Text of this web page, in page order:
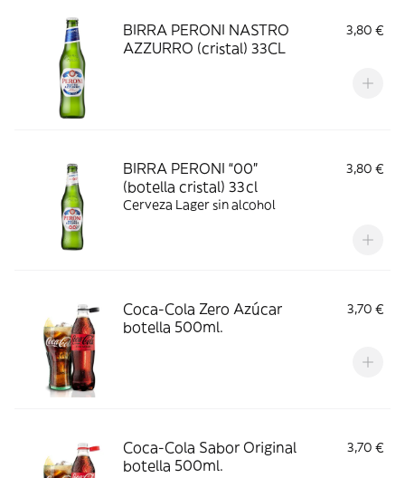
BIRRA PERONI NASTRO
AZZURRO (cristal) 33CL
3,80 €
BIRRA PERONI “00”
(botella cristal) 33cl
3,80 €
Cerveza Lager sin alcohol
Coca-Cola Zero Azúcar
botella 500ml.
3,70 €
Coca-Cola Sabor Original
botella 500ml.
3,70 €